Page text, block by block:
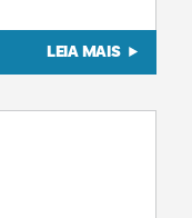
LEIA MAIS